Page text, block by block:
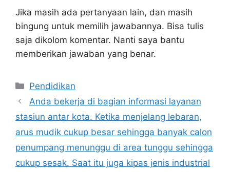
Jika masih ada pertanyaan lain, dan masih
bingung untuk memilih jawabannya. Bisa tulis
saja dikolom komentar. Nanti saya bantu
memberikan jawaban yang benar.
Kategori
Pendidikan
Anda bekerja di bagian informasi layanan
stasiun antar kota. Ketika menjelang lebaran,
arus mudik cukup besar sehingga banyak calon
penumpang menunggu di area tunggu sehingga
cukup sesak. Saat itu juga kipas jenis industrial